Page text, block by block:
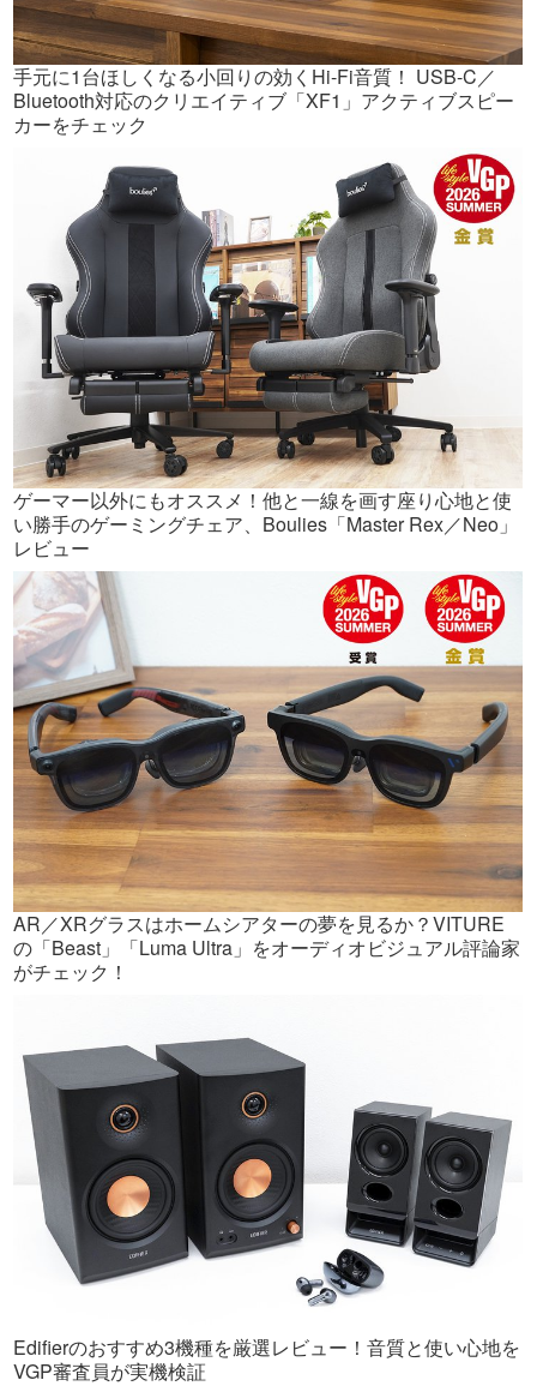
手元に1台ほしくなる小回りの効くHi-Fi音質！ USB-C／
Bluetooth対応のクリエイティブ「XF1」アクティブスピー
カーをチェック
ゲーマー以外にもオススメ！他と一線を画す座り心地と使
い勝手のゲーミングチェア、Boulies「Master Rex／Neo」
レビュー
AR／XRグラスはホームシアターの夢を見るか？VITURE
の「Beast」「Luma Ultra」をオーディオビジュアル評論家
がチェック！
Edifierのおすすめ3機種を厳選レビュー！音質と使い心地を
VGP審査員が実機検証